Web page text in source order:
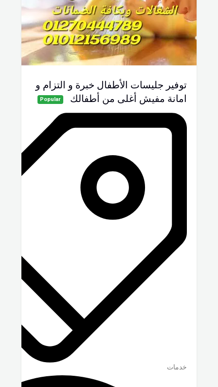
توفير جليسات الأطفال خبرة و التزام و
امانة مفيش أغلى من أطفالك
Popular
خدمات